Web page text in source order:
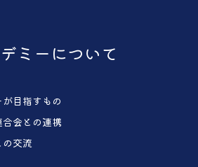
ミーについて
目指すもの
会との連携
交流